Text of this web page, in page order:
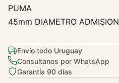
PUMA
45mm DIAMETRO ADMISION
Envío todo Uruguay
Consultanos por WhatsApp
Garantía 90 días